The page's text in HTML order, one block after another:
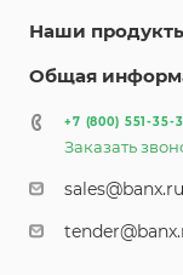
Наши
Общая
+7 (800) 551-35-
Заказать
sales@banx.ru